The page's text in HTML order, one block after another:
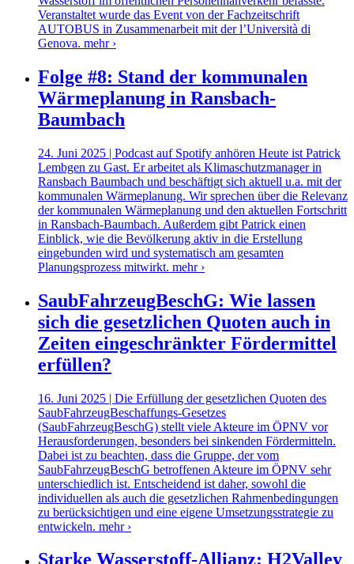
Veranstaltet wurde das Event von der Fachzeitschrift
AUTOBUS in Zusammenarbeit mit der l’Università di
Genova. mehr ›
Folge #8: Stand der kommunalen
Wärmeplanung in Ransbach-
Baumbach
24. Juni 2025 | Podcast auf Spotify anhören Heute ist Patrick
Lembgen zu Gast. Er arbeitet als Klimaschutzmanager in
Ransbach Baumbach und beschäftigt sich aktuell u.a. mit der
kommunalen Wärmeplanung. Wir sprechen über die Relevanz
der kommunalen Wärmeplanung und den aktuellen Fortschritt
in Ransbach-Baumbach. Außerdem gibt Patrick einen
Einblick, wie die Bevölkerung aktiv in die Erstellung
eingebunden wird und systematisch am gesamten
Planungsprozess mitwirkt. mehr ›
SaubFahrzeugBeschG: Wie lassen
sich die gesetzlichen Quoten auch in
Zeiten eingeschränkter Fördermittel
erfüllen?
16. Juni 2025 | Die Erfüllung der gesetzlichen Quoten des
SaubFahrzeugBeschaffungs-Gesetzes
(SaubFahrzeugBeschG) stellt viele Akteure im ÖPNV vor
Herausforderungen, besonders bei sinkenden Fördermitteln.
Dabei ist zu beachten, dass die Gruppe, der vom
SaubFahrzeugBeschG betroffenen Akteure im ÖPNV sehr
unterschiedlich ist. Entscheidend ist daher, sowohl die
individuellen als auch die gesetzlichen Rahmenbedingungen
zu berücksichtigen und eine eigene Umsetzungsstrategie zu
entwickeln. mehr ›
Starke Wasserstoff-Allianz: H2Valley